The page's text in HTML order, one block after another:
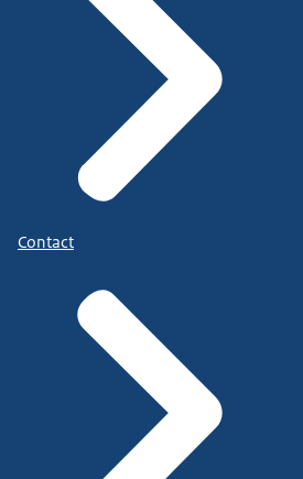
Contact